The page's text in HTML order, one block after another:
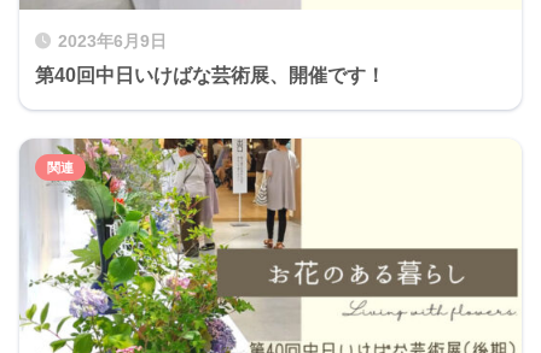
2023年6月9日
第40回中日いけばな芸術展、開催です！